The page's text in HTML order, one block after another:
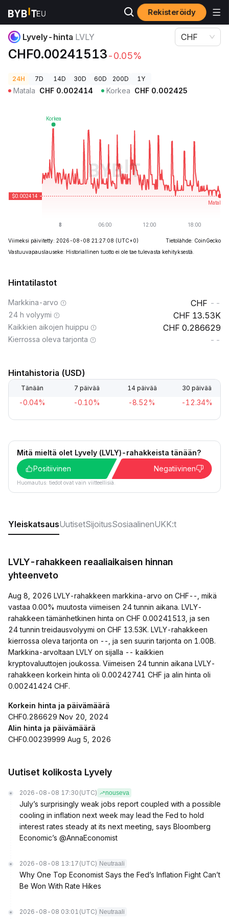
Rekisteröidy
Kryptohinnat
Lyvely-hinta LVLY
CHF0.00241513-0.05%
CHF
24H 7D 14D 30D 60D 200D 1Y
Matala CHF 0.002414 Korkea CHF 0.002425
Viimeksi päivitetty: 2026-08-08 21:27:08 (UTC+0)
Tietolähde: CoinGecko
Vastuuvapauslauseke: Historiallinen tuotto ei ole tae tulevasta kehityksestä.
Hintatilastot
Markkina-arvo --
24 h volyymi 13.53K
Kaikkien aikojen huippu 0.286629
Kierrossa oleva tarjonta --
Hintahistoria (USD)
Tänään 7 päivää 14 päivää 30 päivää
-0.04% -0.10% -8.52% -12.34%
Mitä mieltä olet Lyvely (LVLY)-rahakkeista tänään?
Positiivinen
Negatiivinen
Huomautus: tiedot ovat vain viitteellisiä.
YleiskatsausUutisetSijoitusSosiaalinenUKK:t
LVLY-rahakkeen reaaliaikaisen hinnan
yhteenveto
Aug 8, 2026 LVLY-rahakkeen markkina-arvo on CHF--, mikä
vastaa 0.00% muutosta viimeisen 24 tunnin aikana. LVLY-
rahakkeen tämänhetkinen hinta on CHF 0.00241513, ja sen
24 tunnin treidausvolyymi on CHF 13.53K. LVLY-rahakkeen
kierrossa oleva tarjonta on --, ja sen suurin tarjonta on 1.00B.
Markkina-arvoltaan LVLY on sijalla -- kaikkien
kryptovaluuttojen joukossa. Viimeisen 24 tunnin aikana LVLY-
rahakkeen korkein hinta oli 0.00242741 CHF ja alin hinta oli
0.00241424 CHF.
Korkein hinta ja päivämäärä
CHF0.286629 Nov 20, 2024
Alin hinta ja päivämäärä
CHF0.00239999 Aug 5, 2026
Uutiset kolikosta Lyvely
2026-08-08 17:30 (UTC) nouseva
July’s surprisingly weak jobs report coupled with a possible
cooling in inflation next week may lead the Fed to hold
interest rates steady at its next meeting, says Bloomberg
Economic’s @AnnaEconomist
2026-08-08 13:17 (UTC) Neutraali
Why One Top Economist Says the Fed’s Inflation Fight Can’t
Be Won With Rate Hikes
2026-08-08 03:01 (UTC) Neutraali